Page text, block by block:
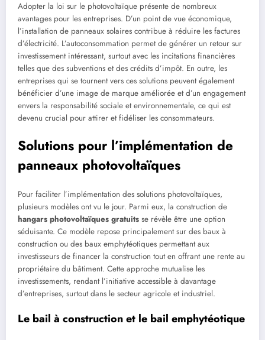
Adopter la loi sur le photovoltaïque présente de nombreux
avantages pour les entreprises. D’un point de vue économique,
l’installation de panneaux solaires contribue à réduire les factures
d’électricité. L’autoconsommation permet de générer un retour sur
investissement intéressant, surtout avec les incitations financières
telles que des subventions et des crédits d’impôt. En outre, les
entreprises qui se tournent vers ces solutions peuvent également
bénéficier d’une image de marque améliorée et d’un engagement
envers la responsabilité sociale et environnementale, ce qui est
devenu crucial pour attirer et fidéliser les consommateurs.
Solutions pour l’implémentation de
panneaux photovoltaïques
Pour faciliter l’implémentation des solutions photovoltaïques,
plusieurs modèles ont vu le jour. Parmi eux, la construction de
hangars photovoltaïques gratuits se révèle être une option
séduisante. Ce modèle repose principalement sur des baux à
construction ou des baux emphytéotiques permettant aux
investisseurs de financer la construction tout en offrant une rente au
propriétaire du bâtiment. Cette approche mutualise les
investissements, rendant l’initiative accessible à davantage
d’entreprises, surtout dans le secteur agricole et industriel.
Le bail à construction et le bail emphytéotique